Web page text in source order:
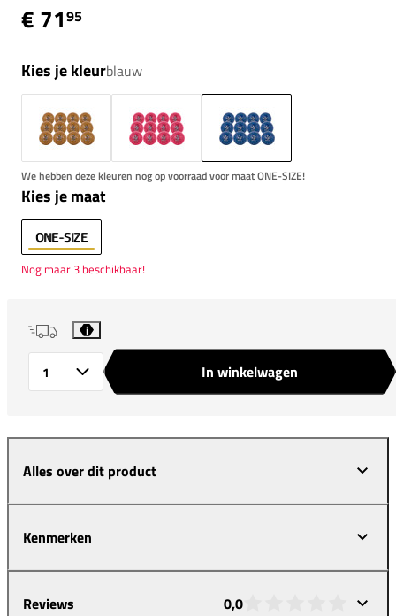
€ 7195
Kies je kleurblauw
We hebben deze kleuren nog op voorraad voor maat ONE-SIZE!
Kies je maat
ONE-SIZE
Nog maar 3 beschikbaar!
i
In winkelwagen
Alles over dit product
Kenmerken
Reviews 0,0